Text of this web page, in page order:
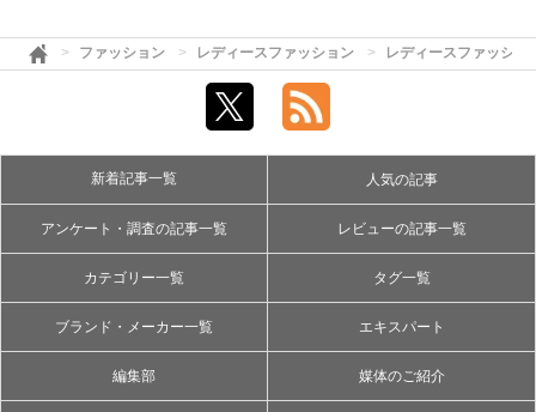
ファッション レディースファッション レディースファッショ
新着記事一覧 人気の記事
アンケート・調査の記事一覧 レビューの記事一覧
カテゴリー一覧 タグ一覧
ブランド・メーカー一覧 エキスパート
編集部 媒体のご紹介